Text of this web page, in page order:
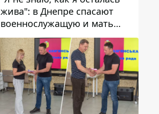
жива": в Днепре спасают
военнослужащую и мать
четверых детей, которую
ранил КАБ